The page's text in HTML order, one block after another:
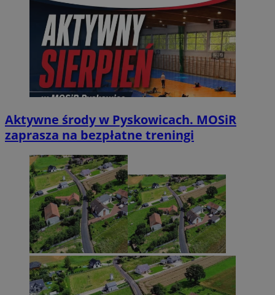
Aktywne środy w Pyskowicach. MOSiR
zaprasza na bezpłatne treningi